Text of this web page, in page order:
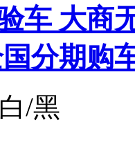
车 大商
分期购
/黑